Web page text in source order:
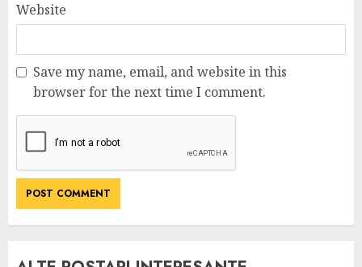
Website
Save my name, email, and website in this
browser for the next time I comment.